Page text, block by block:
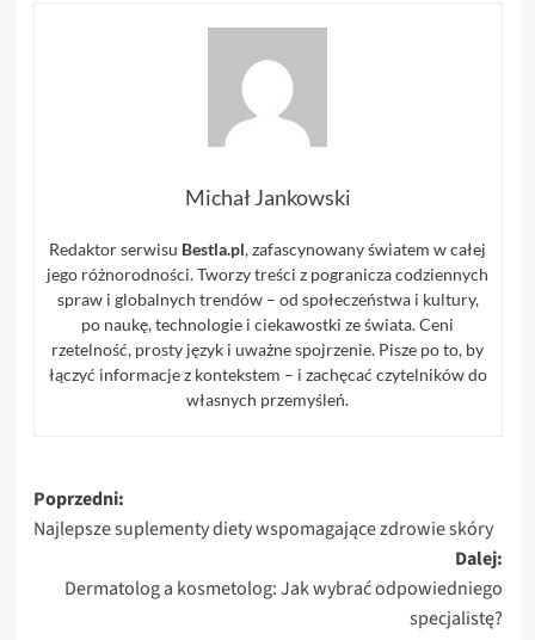
Michał Jankowski
Redaktor serwisu Bestla.pl, zafascynowany światem w całej
jego różnorodności. Tworzy treści z pogranicza codziennych
spraw i globalnych trendów – od społeczeństwa i kultury,
po naukę, technologie i ciekawostki ze świata. Ceni
rzetelność, prosty język i uważne spojrzenie. Pisze po to, by
łączyć informacje z kontekstem – i zachęcać czytelników do
własnych przemyśleń.
Zobacz
wpisy
Poprzedni:
Najlepsze suplementy diety wspomagające zdrowie skóry
Dalej:
Dermatolog a kosmetolog: Jak wybrać odpowiedniego
specjalistę?